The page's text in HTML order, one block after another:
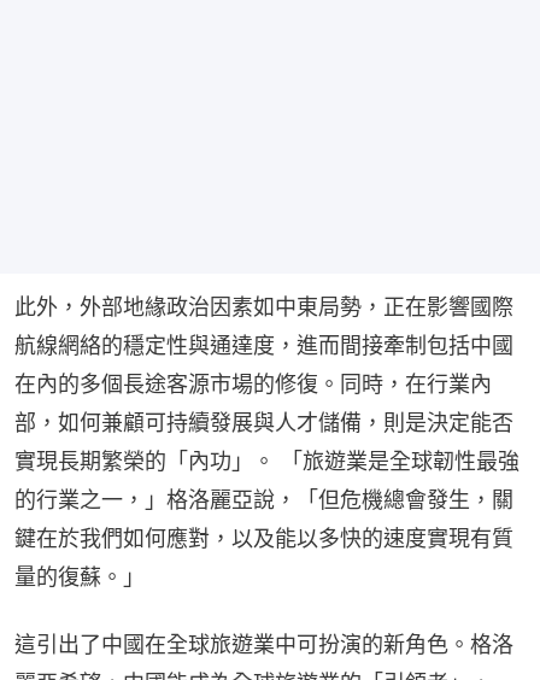
此外，外部地緣政治因素如中東局勢，正在影響國際
航線網絡的穩定性與通達度，進而間接牽制包括中國
在內的多個長途客源市場的修復。同時，在行業內
部，如何兼顧可持續發展與人才儲備，則是決定能否
實現長期繁榮的「內功」。 「旅遊業是全球韌性最強
的行業之一，」格洛麗亞說，「但危機總會發生，關
鍵在於我們如何應對，以及能以多快的速度實現有質
量的復蘇。」
這引出了中國在全球旅遊業中可扮演的新角色。格洛